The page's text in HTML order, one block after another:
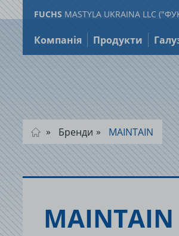
Перейти
до
змісту
FUCHS MASTYLA UKRAINA LLC
Компанія Продукти
Бренди MAINTAIN
MAINTAIN